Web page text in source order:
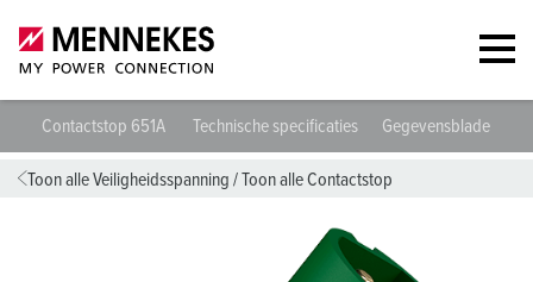
Contactstop 651A Technische specificaties Gegevensbladen &
Toon alle Veiligheidsspanning /Toon alle Contactstop